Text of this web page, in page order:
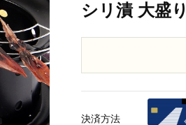
シリ漬 大盛り
決済方法